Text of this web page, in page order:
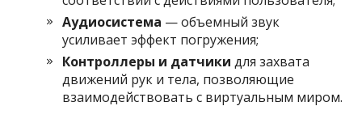
Аудиосистема — объемный звук
усиливает эффект погружения;
Контроллеры и датчики для захвата
движений рук и тела, позволяющие
взаимодействовать с виртуальным миром.